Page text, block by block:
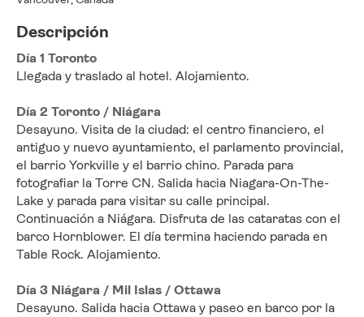
Descripción
Día 1 Toronto
Llegada y traslado al hotel. Alojamiento.
Día 2 Toronto / Niágara
Desayuno. Visita de la ciudad: el centro financiero, el
antiguo y nuevo ayuntamiento, el parlamento provincial,
el barrio Yorkville y el barrio chino. Parada para
fotografiar la Torre CN. Salida hacia Niagara-On-The-
Lake y parada para visitar su calle principal.
Continuación a Niágara. Disfruta de las cataratas con el
barco Hornblower. El día termina haciendo parada en
Table Rock. Alojamiento.
Día 3 Niágara / Mil Islas / Ottawa
Desayuno. Salida hacia Ottawa y paseo en barco por la